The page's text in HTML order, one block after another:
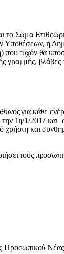
Σώμα
τυχόν θα
γραμμής,
για κάθε
την 1η/1/2017
και
τους
Νέας